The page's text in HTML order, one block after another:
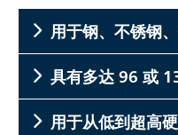
用于钢、不锈钢
具有多达 96 或
用于从低到超高